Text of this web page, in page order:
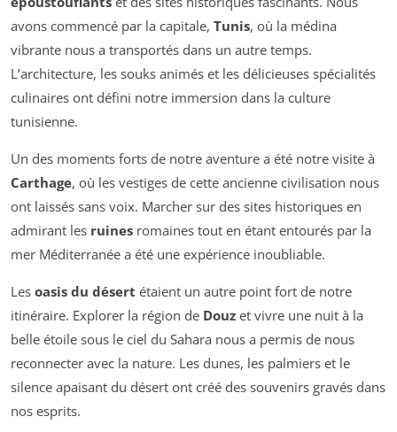
avons commencé par la capitale, Tunis, où la médina
vibrante nous a transportés dans un autre temps.
L’architecture, les souks animés et les délicieuses spécialités
culinaires ont défini notre immersion dans la culture
tunisienne.
Un des moments forts de notre aventure a été notre visite à
Carthage, où les vestiges de cette ancienne civilisation nous
ont laissés sans voix. Marcher sur des sites historiques en
admirant les ruines romaines tout en étant entourés par la
mer Méditerranée a été une expérience inoubliable.
Les oasis du désert étaient un autre point fort de notre
itinéraire. Explorer la région de Douz et vivre une nuit à la
belle étoile sous le ciel du Sahara nous a permis de nous
reconnecter avec la nature. Les dunes, les palmiers et le
silence apaisant du désert ont créé des souvenirs gravés dans
nos esprits.